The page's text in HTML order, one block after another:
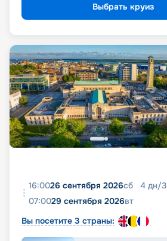
Выбрать круиз
16:0026 сентября 2026сб 4 дн/3
07:0029 сентября 2026вт
Вы посетите 3 страны: